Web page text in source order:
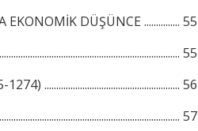
DÜŞÜNCE ............... 55
55
......................................................... 56
57